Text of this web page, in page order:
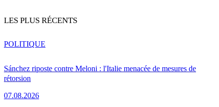
LES PLUS RÉCENTS
Sánchez riposte contre Meloni : l'Italie menacée de mesures de
rétorsion
07.08.2026
POLITIQUE